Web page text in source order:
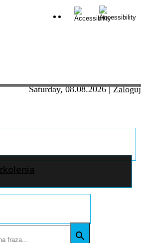
Saturday, 08.08.2026|Zaloguj